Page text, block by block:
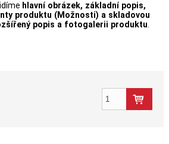
hlavní obrázek, základní popis,
produktu (Možnosti) a skladovou
popis a fotogalerii produktu.